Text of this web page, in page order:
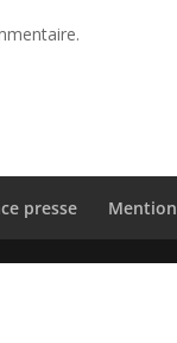
presse